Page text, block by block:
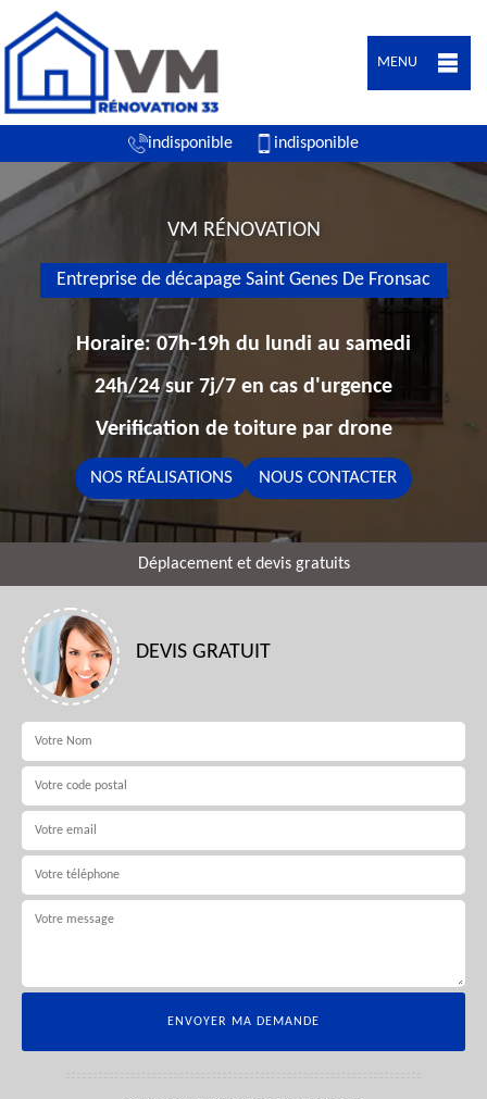
MENU
indisponible indisponible
VM RÉNOVATION
Entreprise de décapage Saint Genes De Fronsac
Horaire: 07h-19h du lundi au samedi
24h/24 sur 7j/7 en cas d'urgence
Verification de toiture par drone
NOS RÉALISATIONS NOUS CONTACTER
Déplacement et devis gratuits
DEVIS GRATUIT